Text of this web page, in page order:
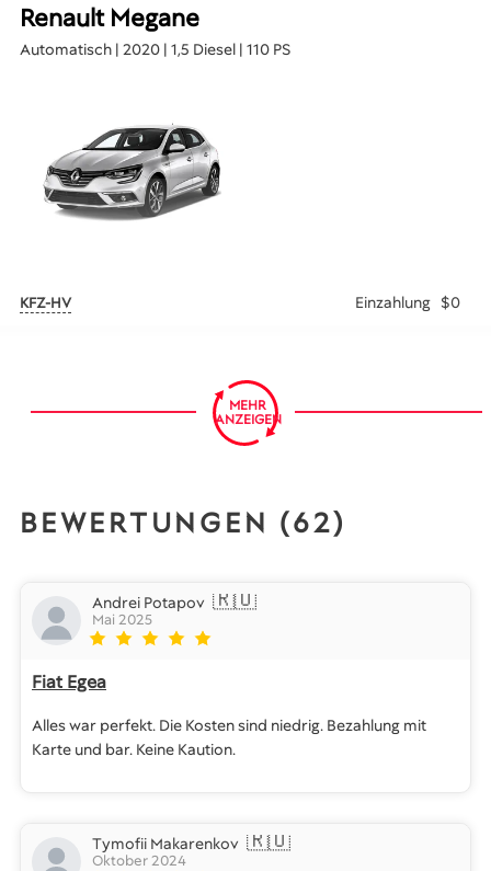
Renault Megane
Automatisch | 2020 | 1,5 Diesel | 110 PS
KFZ-HV Einzahlung $0
MEHR
ANZEIGEN
BEWERTUNGEN (62)
Andrei Potapov 🇷🇺
Mai 2025
Fiat Egea
Alles war perfekt. Die Kosten sind niedrig. Bezahlung mit
Karte und bar. Keine Kaution.
Tymofii Makarenkov 🇷🇺
Oktober 2024